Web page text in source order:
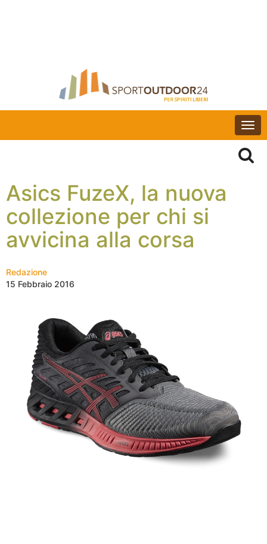
Asics FuzeX, la nuova
collezione per chi si
avvicina alla corsa
Redazione
15 Febbraio 2016